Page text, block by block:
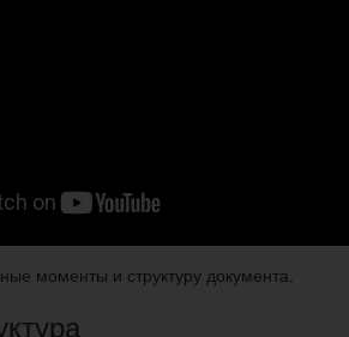
моменты и структуру документа.